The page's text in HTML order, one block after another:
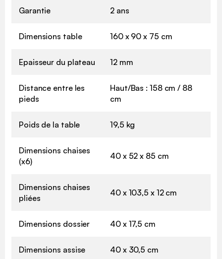
Garantie 2 ans
Dimensions table 160 x 90 x 75 cm
Epaisseur du plateau 12 mm
Distance entre les
pieds
Haut/Bas : 158 cm / 88
cm
Poids de la table 19,5 kg
Dimensions chaises
(x6)
40 x 52 x 85 cm
Dimensions chaises
pliées
40 x 103,5 x 12 cm
Dimensions dossier 40 x 17,5 cm
Dimensions assise 40 x 30,5 cm